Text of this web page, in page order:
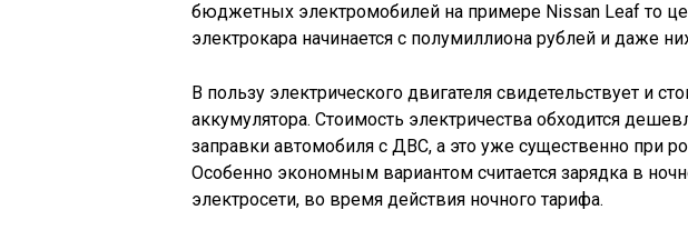
бюджетных электромобилей на примере Nissan Leaf то
электрокара начинается с полумиллиона рублей и даже
В пользу электрического двигателя свидетельствует и
аккумулятора. Стоимость электричества обходится
заправки автомобиля с ДВС, а это уже существенно при
Особенно экономным вариантом считается зарядка в
электросети, во время действия ночного тарифа.